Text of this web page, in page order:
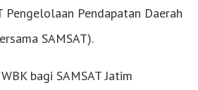
Pengelolaan Pendapatan Daerah
SAMSAT).
bagi SAMSAT Jatim